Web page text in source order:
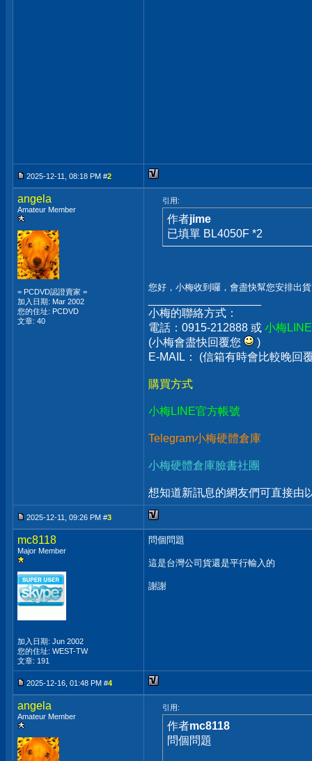
2025-12-11, 08:18 PM #2
angela
Amateur Member
= PCDVD認證賣家 =
加入日期: Mar 2002
您的住址: PCDVD
文章: 40
引用:
作者jime
已填單 BL4050F *2
您好，小梅收到囉，會盡快幫您安排出
小梅的聯絡方式：
電話：0915-212888 或 小梅
(小梅會盡快回覆您
)
E-MAIL： (信箱有時會比較晚回
購買方式
小梅LINE官方帳號
Telegram小梅硬體倉庫
小梅硬體倉庫臉書社團
想知道新訊息的網友們可直接由
2025-12-11, 09:26 PM #3
mc8118
Major Member
加入日期: Jun 2002
您的住址: WEST-TW
文章: 191
問個問題
這是台灣公司貨還是平行輸入的
謝謝
2025-12-16, 01:48 PM #4
angela
Amateur Member
引用:
作者mc8118
問個問題